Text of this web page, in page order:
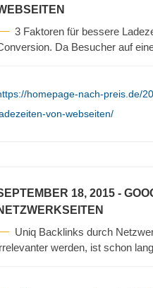
3 Faktoren für bessere
Da Besucher auf
homepage-nach-preis.de/
von-webseiten/
18, 2015 -
Uniq Backlinks durch
werden, ist schon